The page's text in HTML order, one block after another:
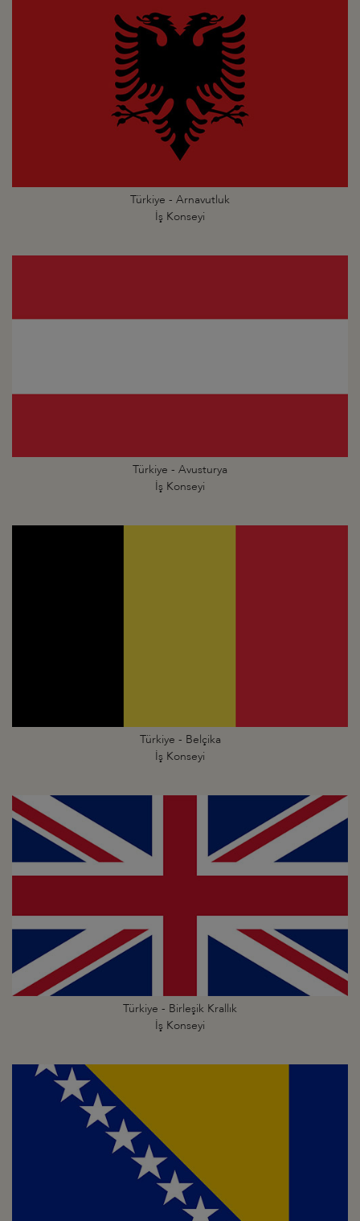
Türkiye - Arnavutluk
İş Konseyi
Türkiye - Avusturya
İş Konseyi
Türkiye - Belçika
İş Konseyi
Türkiye - Birleşik Krallık
İş Konseyi